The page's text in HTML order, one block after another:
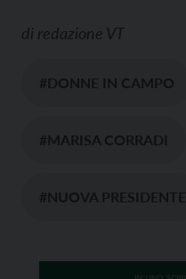
di redazione VT
#DONNE IN CAMPO
#MARISA CORRADI
#NUOVA PRESIDENTE